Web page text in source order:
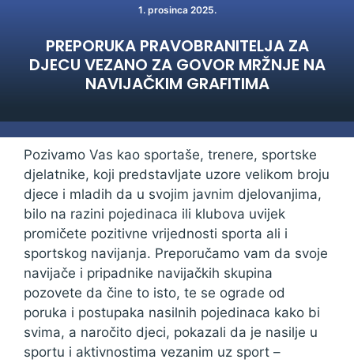
1. prosinca 2025.
PREPORUKA PRAVOBRANITELJA ZA
DJECU VEZANO ZA GOVOR MRŽNJE NA
NAVIJAČKIM GRAFITIMA
Pozivamo Vas kao sportaše, trenere, sportske
djelatnike, koji predstavljate uzore velikom broju
djece i mladih da u svojim javnim djelovanjima,
bilo na razini pojedinaca ili klubova uvijek
promičete pozitivne vrijednosti sporta ali i
sportskog navijanja. Preporučamo vam da svoje
navijače i pripadnike navijačkih skupina
pozovete da čine to isto, te se ograde od
poruka i postupaka nasilnih pojedinaca kako bi
svima, a naročito djeci, pokazali da je nasilje u
sportu i aktivnostima vezanim uz sport –